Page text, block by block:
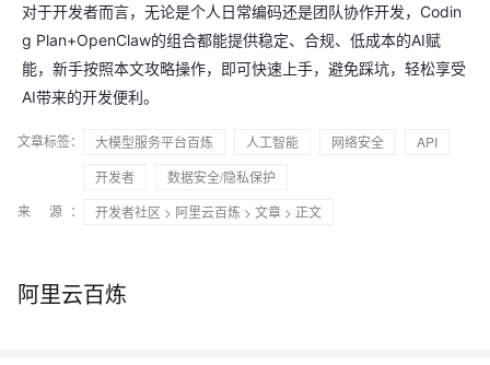
对于开发者而言，无论是个人日常编码还是团队协作开发，Codin
g Plan+OpenClaw的组合都能提供稳定、合规、低成本的AI赋
能，新手按照本文攻略操作，即可快速上手，避免踩坑，轻松享受
AI带来的开发便利。
文章标签： 大模型服务平台百炼 人工智能 网络安全
API
开发者
数据安全/隐私保护
来 源：
开发者社区 > 阿里云百炼 > 文章 > 正文
阿里云百炼